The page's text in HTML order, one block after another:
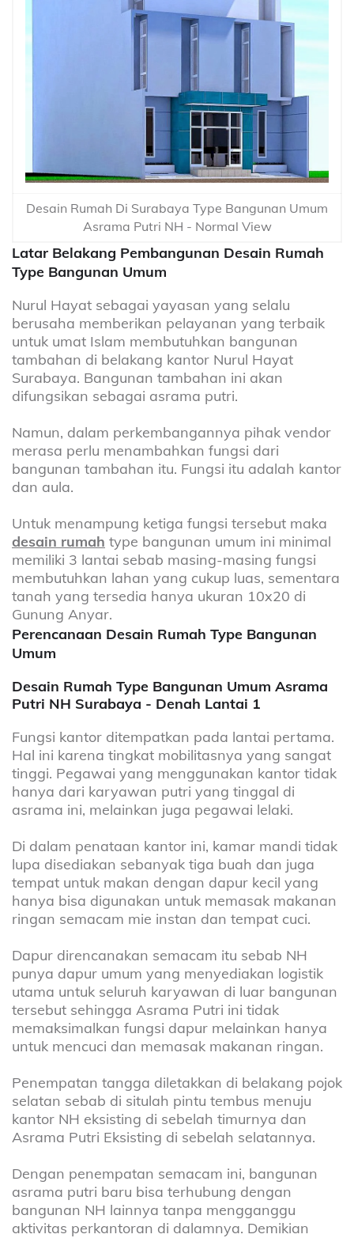
Desain Rumah Di Surabaya Type Bangunan Umum
Asrama Putri NH - Normal View
Latar Belakang Pembangunan Desain Rumah
Type Bangunan Umum
Nurul Hayat sebagai yayasan yang selalu
berusaha memberikan pelayanan yang terbaik
untuk umat Islam membutuhkan bangunan
tambahan di belakang kantor Nurul Hayat
Surabaya. Bangunan tambahan ini akan
difungsikan sebagai asrama putri.
Namun, dalam perkembangannya pihak vendor
merasa perlu menambahkan fungsi dari
bangunan tambahan itu. Fungsi itu adalah kantor
dan aula.
Untuk menampung ketiga fungsi tersebut maka
desain rumah type bangunan umum ini minimal
memiliki 3 lantai sebab masing-masing fungsi
membutuhkan lahan yang cukup luas, sementara
tanah yang tersedia hanya ukuran 10x20 di
Gunung Anyar.
Perencanaan Desain Rumah Type Bangunan
Umum
Desain Rumah Type Bangunan Umum Asrama
Putri NH Surabaya - Denah Lantai 1
Fungsi kantor ditempatkan pada lantai pertama.
Hal ini karena tingkat mobilitasnya yang sangat
tinggi. Pegawai yang menggunakan kantor tidak
hanya dari karyawan putri yang tinggal di
asrama ini, melainkan juga pegawai lelaki.
Di dalam penataan kantor ini, kamar mandi tidak
lupa disediakan sebanyak tiga buah dan juga
tempat untuk makan dengan dapur kecil yang
hanya bisa digunakan untuk memasak makanan
ringan semacam mie instan dan tempat cuci.
Dapur direncanakan semacam itu sebab NH
punya dapur umum yang menyediakan logistik
utama untuk seluruh karyawan di luar bangunan
tersebut sehingga Asrama Putri ini tidak
memaksimalkan fungsi dapur melainkan hanya
untuk mencuci dan memasak makanan ringan.
Penempatan tangga diletakkan di belakang pojok
selatan sebab di situlah pintu tembus menuju
kantor NH eksisting di sebelah timurnya dan
Asrama Putri Eksisting di sebelah selatannya.
Dengan penempatan semacam ini, bangunan
asrama putri baru bisa terhubung dengan
bangunan NH lainnya tanpa mengganggu
aktivitas perkantoran di dalamnya. Demikian